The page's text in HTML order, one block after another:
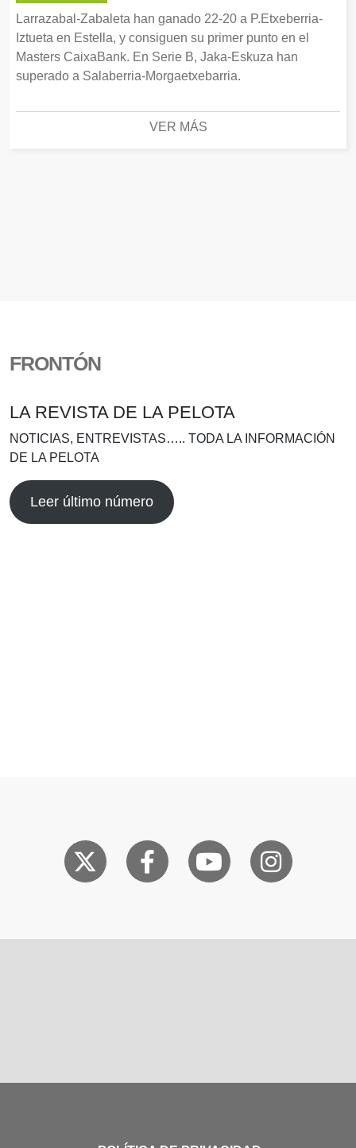
Larrazabal-Zabaleta han ganado 22-20 a P.Etxeberria-
Iztueta en Estella, y consiguen su primer punto en el
Masters CaixaBank. En Serie B, Jaka-Eskuza han
superado a Salaberria-Morgaetxebarria.
VER MÁS
FRONTÓN
LA REVISTA DE LA PELOTA
NOTICIAS, ENTREVISTAS….. TODA LA INFORMACIÓN
DE LA PELOTA
Leer último número